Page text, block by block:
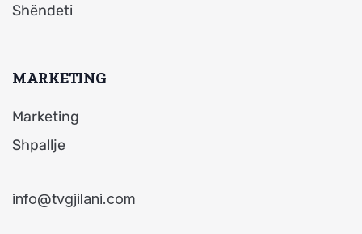
Shëndeti
MARKETING
Marketing
Shpallje
info@tvgjilani.com